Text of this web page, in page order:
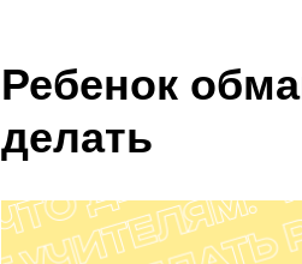
Ребенок
делать